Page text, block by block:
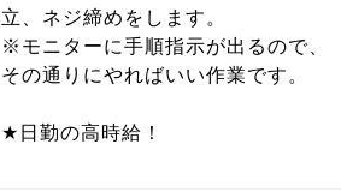
立、ネジ締めをします。
※モニターに手順指示が出るので、
その通りにやればいい作業です。
★日勤の高時給！